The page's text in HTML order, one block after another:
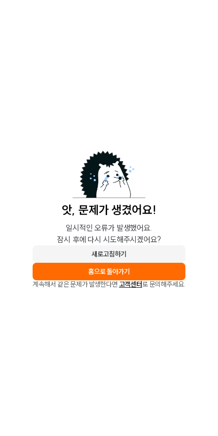
앗, 문제가 생겼어요!
일시적인 오류가 발생했어요.
잠시 후에 다시 시도해주시겠어요?
새로고침하기
홈으로 돌아가기
계속해서 같은 문제가 발생한다면 고객센터로 문의해주세요.